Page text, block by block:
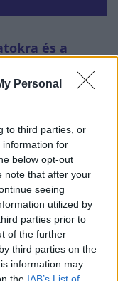
Personal
to third parties, or
information for
below opt-out
note that after your
seeing
utilized by
parties prior to
of the further
third parties on the
information may
és a
kockázataira